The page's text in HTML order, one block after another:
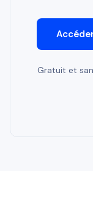
Gratuit et